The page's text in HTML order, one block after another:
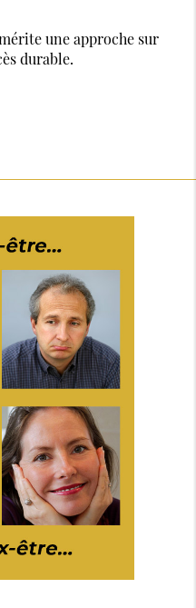
une approche sur
durable.